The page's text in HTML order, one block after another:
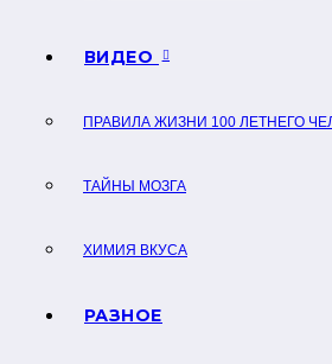
ВИДЕО
ПРАВИЛА ЖИЗНИ 100 ЛЕТНЕГО
ТАЙНЫ МОЗГА
ХИМИЯ ВКУСА
РАЗНОЕ